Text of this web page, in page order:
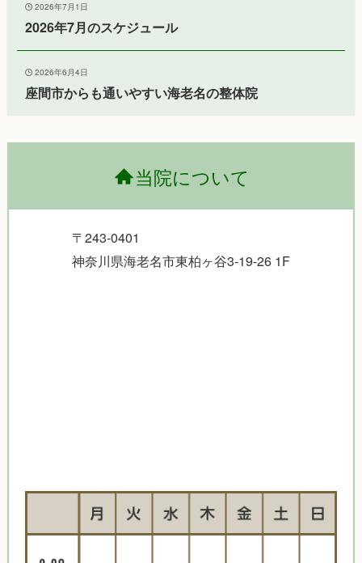
2026年7月1日
2026年7月のスケジュール
2026年6月4日
座間市からも通いやすい海老名の整体院
当院について
〒243-0401
神奈川県海老名市東柏ヶ谷3-19-26 1F